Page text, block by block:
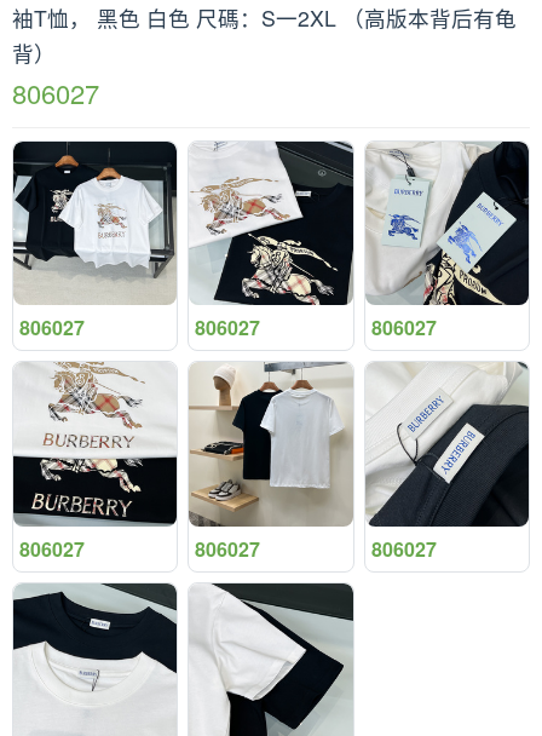
袖T恤， 黑色 白色 尺碼：S一2XL （高版本背后有龟
背）
806027
806027 806027 806027
806027 806027 806027